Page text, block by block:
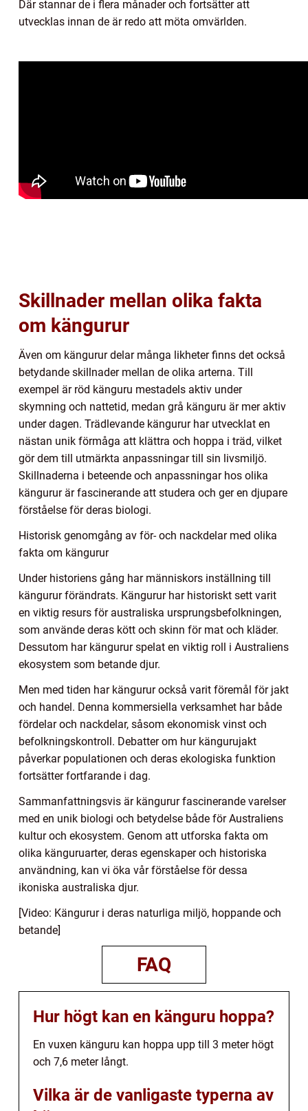
Där stannar de i flera månader och fortsätter att
utvecklas innan de är redo att möta omvärlden.
Skillnader mellan olika fakta
om kängurur
Även om kängurur delar många likheter finns det också
betydande skillnader mellan de olika arterna. Till
exempel är röd känguru mestadels aktiv under
skymning och nattetid, medan grå känguru är mer aktiv
under dagen. Trädlevande kängurur har utvecklat en
nästan unik förmåga att klättra och hoppa i träd, vilket
gör dem till utmärkta anpassningar till sin livsmiljö.
Skillnaderna i beteende och anpassningar hos olika
kängurur är fascinerande att studera och ger en djupare
förståelse för deras biologi.
Historisk genomgång av för- och nackdelar med olika
fakta om kängurur
Under historiens gång har människors inställning till
kängurur förändrats. Kängurur har historiskt sett varit
en viktig resurs för australiska ursprungsbefolkningen,
som använde deras kött och skinn för mat och kläder.
Dessutom har kängurur spelat en viktig roll i Australiens
ekosystem som betande djur.
Men med tiden har kängurur också varit föremål för jakt
och handel. Denna kommersiella verksamhet har både
fördelar och nackdelar, såsom ekonomisk vinst och
befolkningskontroll. Debatter om hur kängurujakt
påverkar populationen och deras ekologiska funktion
fortsätter fortfarande i dag.
Sammanfattningsvis är kängurur fascinerande varelser
med en unik biologi och betydelse både för Australiens
kultur och ekosystem. Genom att utforska fakta om
olika känguruarter, deras egenskaper och historiska
användning, kan vi öka vår förståelse för dessa
ikoniska australiska djur.
[Video: Kängurur i deras naturliga miljö, hoppande och
betande]
FAQ
Hur högt kan en känguru hoppa?
En vuxen känguru kan hoppa upp till 3 meter högt
och 7,6 meter långt.
Vilka är de vanligaste typerna av